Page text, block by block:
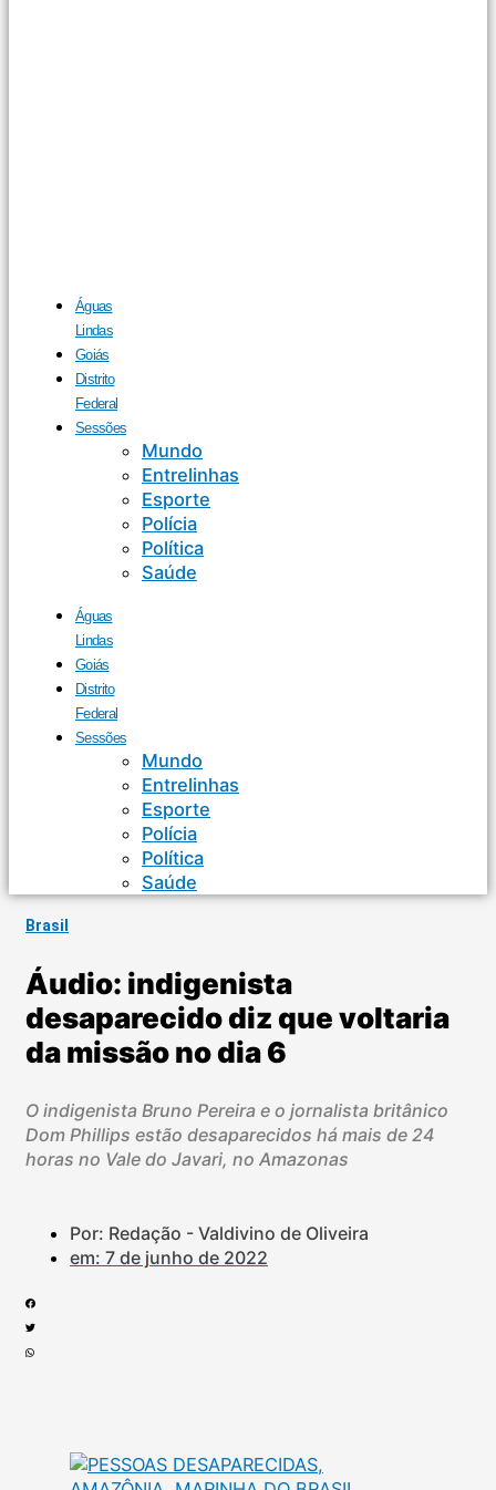
Águas
Lindas
Goiás
Distrito
Federal
Sessões
Mundo
Entrelinhas
Esporte
Polícia
Política
Saúde
Águas
Lindas
Goiás
Distrito
Federal
Sessões
Mundo
Entrelinhas
Esporte
Polícia
Política
Saúde
Brasil
Áudio: indigenista
desaparecido diz que voltaria
da missão no dia 6
O indigenista Bruno Pereira e o jornalista britânico
Dom Phillips estão desaparecidos há mais de 24
horas no Vale do Javari, no Amazonas
Por: Redação - Valdivino de Oliveira
em: 7 de junho de 2022